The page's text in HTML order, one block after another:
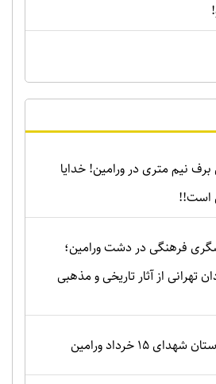
نیم متری در ورامین! خدایا
است!!
فرهنگی در دشت ورامین؛
تهرانی از آثار تاریخی و مذهبی
شهدای 15 خرداد ورامین